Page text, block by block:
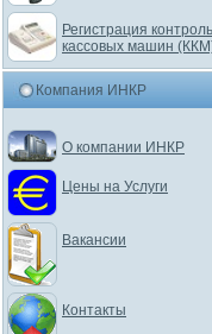
Регистрация
кассовых машин
Компания ИНКР
О компании ИНКР
Цены на Услуги
Вакансии
Контакты